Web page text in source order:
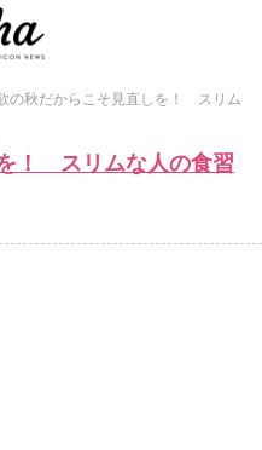
の秋だからこそ見直しを！ スリム
！ スリムな人の食習